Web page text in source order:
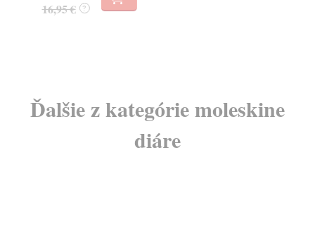
16,95 € ?
Ďalšie z kategórie moleskine
diáre